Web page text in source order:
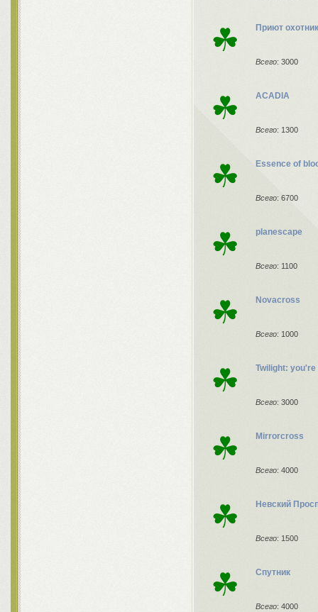
☘ Приют
Всего: 3000
☘ ACADIA
Всего: 1300
☘ Essence of
Всего: 6700
☘ planescape
Всего: 1100
☘ Novacross
Всего: 1000
☘ Twilight:
Всего: 3000
☘ Mirrorcross
Всего: 4000
☘ Невский
Всего: 1500
☘ Спутник
Всего: 4000